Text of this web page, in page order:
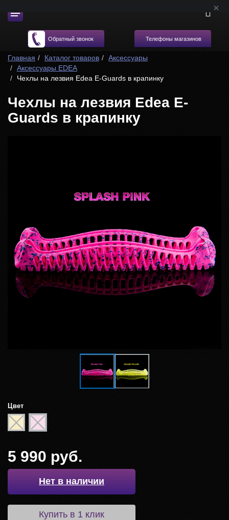
Обратный звонок Телефоны магазинов
Главная Каталог товаров
Аксессуары
Аксессуары EDEA
Чехлы на лезвия Edea E-Guards в крапинку
Чехлы на лезвия Edea E-
Guards в крапинку
Цвет
5 990 руб.
Нет в наличии
Купить в 1 клик